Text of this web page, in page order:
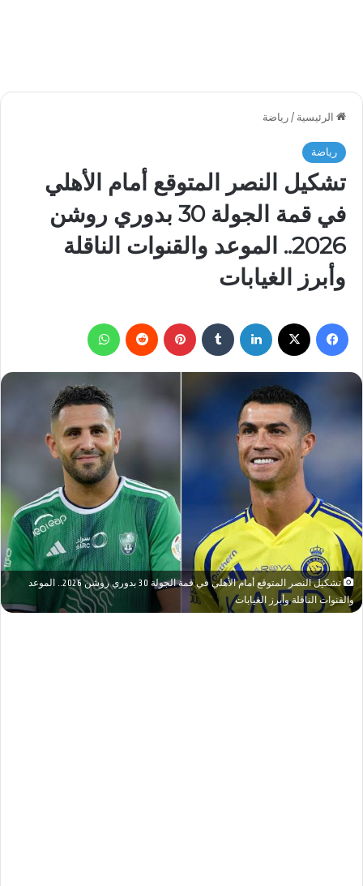
الرئيسية / رياضة
رياضة
تشكيل النصر المتوقع أمام الأهلي
في قمة الجولة 30 بدوري روشن
2026.. الموعد والقنوات الناقلة
وأبرز الغيابات
فيسبوك لينكدإن بينتيريست
تشكيل النصر المتوقع أمام الأهلي في قمة الجولة 30 بدوري روشن 2026.. الموعد
والقنوات الناقلة وأبرز الغيابات